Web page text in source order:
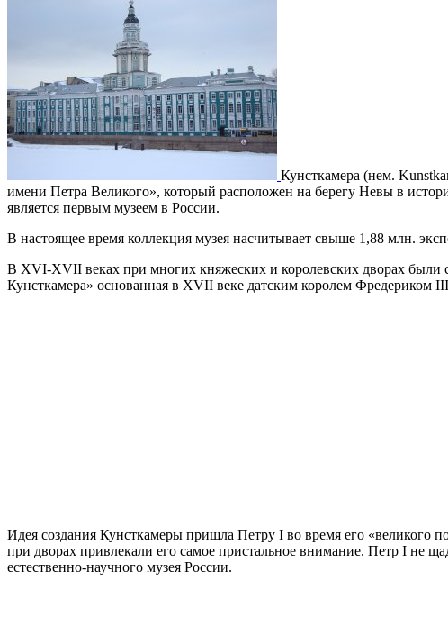
Кунсткамера (нем.
имени Петра Великого», который расположен на берегу Невы в
является первым музеем в России.
В настоящее время коллекция музея насчитывает свыше 1,88 млн.
В XVI-XVII веках при многих княжеских и королевских дворах были
Кунсткамера» основанная в XVII веке датским королем Фредериком
Идея создания Кунсткамеры пришла Петру I во время его «великого
при дворах привлекали его самое пристальное внимание. Петр I не
естественно-научного музея России.